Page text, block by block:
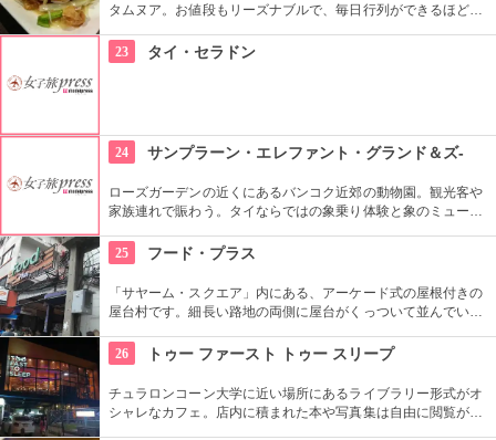
タムヌア。お値段もリーズナブルで、毎日行列ができるほど。
ダ）が一番の人気。種類も豊富なのでいろいろ試してみたい。
23 タイ・セラドン
24 サンプラーン・エレファント・グランド＆ズ-
ローズガーデンの近くにあるバンコク近郊の動物園。観光客や
家族連れで賑わう。タイならではの象乗り体験と象のミュージ
25
フード・プラス
「サヤーム・スクエア」内にある、アーケード式の屋根付きの
屋台村です。細長い路地の両側に屋台がくっついて並んでいま
のタイ料理屋台が揃っています。人気のお惣菜屋台は多様なタ
イのお惣菜がトレイに並んでいて、その中から好きなものを注
文できます。
26 トゥー ファースト トゥー スリープ
チュラロンコーン大学に近い場所にあるライブラリー形式がオ
シャレなカフェ。店内に積まれた本や写真集は自由に閲覧が可